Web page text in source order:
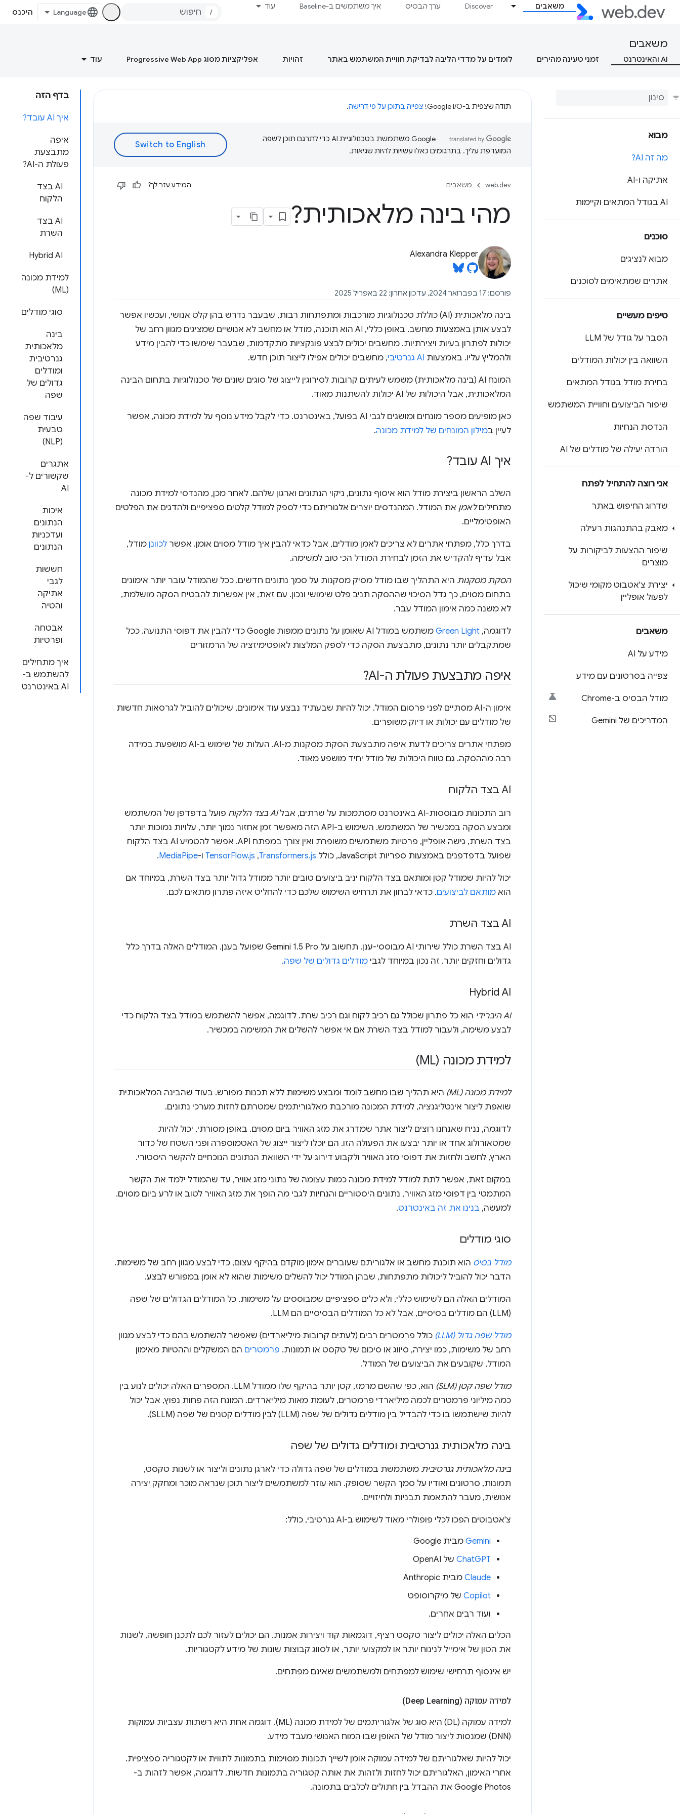
משאבים Discover ערך הבסיס איך משתמשים ב-Baseline עוד
/ היכנס
משאבים
AI והאינטרנט זמני טעינה מהירים לומדים על מדדי הליבה לבדיקת חוויית המשתמש באתר זהויות אפליקציות מסוג Progressive Web App עוד
מבוא
מה זה AI?
אתיקה ו-AI
AI בגודל המתאים וקיימות
סוכנים
מבוא לנציגים
אתרים שמתאימים לסוכנים
טיפים מעשיים
הסבר על גודל של LLM
השוואה בין יכולות המודלים
בחירת מודל בגודל המתאים
שיפור הביצועים וחוויית המשתמש
הנדסת הנחיות
הורדה יעילה של מודלים של AI
אני רוצה להתחיל לפתח
שדרוג החיפוש באתר
מאבק בהתנהגות רעילה
שיפור ההצעות לביקורות על
מוצרים
יצירת צ'אטבוט מקומי שיכול
לפעול אופליין
משאבים
מידע על AI
צפייה בסרטונים עם מידע
מודל הבסיס ב-Chrome
המדריכים של Gemini
בדף הזה
איך AI עובד?
איפה
מתבצעת
פעולת ה-AI?
AI בצד
הלקוח
AI בצד
השרת
Hybrid AI
למידת מכונה
(ML)
סוגי מודלים
בינה
מלאכותית
גנרטיבית
ומודלים
גדולים של
שפה
עיבוד שפה
טבעית
(NLP)
אתגרים
שקשורים ל-
AI
איכות
הנתונים
ועדכניות
הנתונים
חששות
לגבי
אתיקה
והטיה
אבטחה
ופרטיות
איך מתחילים
להשתמש ב-
AI באינטרנט
תודה שצפית ב-Google I/O! צפייה בתוכן על פי דרישה.
‫Google משתמשת בטכנולוגיית AI כדי לתרגם תוכן לשפה
המועדפת עליך. בתרגומים כאלו עשויות להיות שגיאות.
web.dev משאבים המידע עזר לך?
מהי בינה מלאכותית?
Alexandra Klepper
פורסם: 17 בפברואר 2024, עדכון אחרון: 22 באפריל 2025
בינה מלאכותית (AI) כוללת טכנולוגיות מורכבות ומתפתחות רבות, שבעבר נדרש בהן קלט אנושי, ועכשיו אפשר
לבצע אותן באמצעות מחשב. באופן כללי, AI הוא תוכנה, מודל או מחשב לא אנושיים שמציגים מגוון רחב של
יכולות לפתרון בעיות ויצירתיות. מחשבים יכולים לבצע פונקציות מתקדמות, שבעבר שימשו כדי להבין מידע
ולהמליץ עליו. באמצעות AI גנרטיבי , מחשבים יכולים אפילו ליצור תוכן חדש.
המונח AI (בינה מלאכותית) משמש לעיתים קרובות לסירוגין לייצוג של סוגים שונים של טכנולוגיות בתחום הבינה
המלאכותית, אבל היכולות של AI יכולות להשתנות מאוד.
כאן מופיעים מספר מונחים ומושגים לגבי AI בפועל, באינטרנט. כדי לקבל מידע נוסף על למידת מכונה, אפשר
לעיין במילון המונחים של למידת מכונה.
איך AI עובד?
השלב הראשון ביצירת מודל הוא איסוף נתונים, ניקוי הנתונים וארגון שלהם. לאחר מכן, מהנדסי למידת מכונה
מתחיליםלאמן את המודל. המהנדסים יוצרים אלגוריתם כדי לספק למודל קלטים ספציפיים ולהדגים את הפלטים
האופטימליים.
בדרך כלל, מפתחי אתרים לא צריכים לאמן מודלים, אבל כדאי להבין איך מודל מסוים אומן. אפשר לכוונן מודל,
אבל עדיף להקדיש את הזמן לבחירת המודל הכי טוב למשימה.
הסקת מסקנות היא התהליך שבו מודל מסיק מסקנות על סמך נתונים חדשים. ככל שהמודל עובר יותר אימונים
בתחום מסוים, כך גדל הסיכוי שההסקה תניב פלט שימושי ונכון. עם זאת, אין אפשרות להבטיח הסקה מושלמת,
לא משנה כמה אימון המודל עבר.
לדוגמה, Green Light
משתמש במודל AI שאומן על נתונים ממפות Google כדי להבין את דפוסי התנועה. ככל
שמתקבלים יותר נתונים, מתבצעת הסקה כדי לספק המלצות לאופטימיזציה של הרמזורים
איפה מתבצעת פעולת ה-AI?
אימון ה-AI מסתיים לפני פרסום המודל. יכול להיות שבעתיד נבצע עוד אימונים, שיכולים להוביל לגרסאות חדשות
של מודלים עם יכולות או דיוק משופרים.
מפתחי אתרים צריכים לדעת איפה מתבצעת הסקת מסקנות מ-AI. העלות של שימוש ב-AI מושפעת במידה
רבה מההסקה. גם טווח היכולות של מודל יחיד מושפע מאוד.
AI בצד הלקוח
רוב התכונות מבוססות-AI באינטרנט מסתמכות על שרתים, אבל AI בצד הלקוח
פועל בדפדפן של המשתמש
ומבצע הסקה במכשיר של המשתמש. השימוש ב-API הזה מאפשר זמן אחזור נמוך יותר, עלויות נמוכות יותר
בצד השרת, גישה אופליין, פרטיות משתמשים משופרת ואין צורך במפתח API. אפשר להטמיע AI בצד הלקוח
שפועל בדפדפנים באמצעות ספריות JavaScript, כולל
Transformers.js
,‏
TensorFlow.js ו-MediaPipe
.
יכול להיות שמודל קטן ומותאם בצד הלקוח יניב ביצועים טובים יותר ממודל גדול יותר בצד השרת, במיוחד אם
הוא מותאם לביצועים. כדאי לבחון את תרחיש השימוש שלכם כדי להחליט איזה פתרון מתאים לכם.
AI בצד השרת
AI בצד השרת כולל שירותי AI מבוססי-ענן. תחשוב על Gemini 1.5 Pro שפועל בענן. המודלים האלה בדרך כלל
גדולים וחזקים יותר. זה נכון במיוחד לגבי מודלים גדולים של שפה.
Hybrid AI
AI היברידי
הוא כל פתרון שכולל גם רכיב לקוח וגם רכיב שרת. לדוגמה, אפשר להשתמש במודל בצד הלקוח כדי
לבצע משימה, ולעבור למודל בצד השרת אם אי אפשר להשלים את המשימה במכשיר.
למידת מכונה (ML)
למידת מכונה (ML)
היא תהליך שבו מחשב לומד ומבצע משימות ללא תכנות מפורש. בעוד שהבינה המלאכותית
שואפת ליצור אינטליגנציה, למידת המכונה מורכבת מאלגוריתמים שמטרתם לחזות מערכי נתונים.
לדוגמה, נניח שאנחנו רוצים ליצור אתר שמדרג את מזג האוויר ביום מסוים. באופן מסורתי, יכול להיות
שמטאורולוג אחד או יותר יבצעו את הפעולה הזו. הם יוכלו ליצור ייצוג של האטמוספרה ופני השטח של כדור
הארץ, לחשב ולחזות את דפוסי מזג האוויר ולקבוע דירוג על ידי השוואת הנתונים הנוכחיים להקשר היסטורי.
במקום זאת, אפשר לתת למודל למידת מכונה כמות עצומה של נתוני מזג אוויר, עד שהמודל ילמד את הקשר
המתמטי בין דפוסי מזג האוויר, נתונים היסטוריים והנחיות לגבי מה הופך את מזג האוויר לטוב או לרע ביום מסוים.
למעשה, בנינו את זה באינטרנט.
סוגי מודלים
מודל בסיס הוא תוכנת מחשב או אלגוריתם שעוברים אימון מוקדם בהיקף עצום, כדי לבצע מגוון רחב של משימות.
הדבר יכול להוביל ליכולות מתפתחות, שבהן המודל יכול להשלים משימות שהוא לא אומן במפורש לבצע.
המודלים האלה הם לשימוש כללי, ולא כלים ספציפיים שמבוססים על משימות. כל המודלים הגדולים של שפה
(LLM) הם מודלים בסיסיים, אבל לא כל המודלים הבסיסיים הם LLM.
מודל שפה גדול (LLM)
כולל פרמטרים רבים (לעתים קרובות מיליארדים) שאפשר להשתמש בהם כדי לבצע מגוון
רחב של משימות, כמו יצירה, סיווג או סיכום של טקסט או תמונות. פרמטרים הם המשקלים וההטיות מאימון
המודל, שקובעים את הביצועים של המודל.
מודל שפה קטן (SLM)
הוא, כפי שהשם מרמז, קטן יותר בהיקף שלו ממודל LLM. המספרים האלה יכולים לנוע בין
כמה מיליוני פרמטרים לכמה מיליארדי פרמטרים, לעומת מאות מיליארדים. המונח הזה פחות נפוץ, אבל יכול
להיות שישתמשו בו כדי להבדיל בין מודלים גדולים של שפה (LLM) לבין מודלים קטנים של שפה (SLLM).
בינה מלאכותית גנרטיבית ומודלים גדולים של שפה
בינה מלאכותית גנרטיבית משתמשת במודלים של שפה גדולה כדי לארגן נתונים וליצור או לשנות טקסט,
תמונות, סרטונים ואודיו על סמך הקשר שסופק. הוא עוזר למשתמשים ליצור תוכן שנראה מוכר ומחקק יצירה
אנושית, מעבר להתאמת תבניות ולחיזויים.
צ'אטבוטים הפכו לכלי פופולרי מאוד לשימוש ב-AI גנרטיבי, כולל:
Gemini מבית Google
ChatGPT של OpenAI
Claude מבית Anthropic
Copilot של מיקרוסופט
ועוד רבים אחרים.
הכלים האלה יכולים ליצור טקסט רציף, דוגמאות קוד ויצירות אמנות. הם יכולים לעזור לכם לתכנן חופשה, לשנות
את הטון של אימייל לנינוח יותר או למקצועי יותר, או לסווג קבוצות שונות של מידע לקטגוריות.
יש אינסוף תרחישי שימוש למפתחים ולמשתמשים שאינם מפתחים.
למידה עמוקה (Deep Learning)
למידה עמוקה (DL) היא סוג של אלגוריתמים של למידת מכונה (ML). דוגמה אחת היא רשתות עצביות עמוקות
(DNN) שמנסות ליצור מודל של האופן שבו המוח האנושי מעבד מידע.
יכול להיות שאלגוריתם של למידה עמוקה אומן לשייך תכונות מסוימות בתמונות לתווית או לקטגוריה ספציפית.
אחרי האימון, האלגוריתם יכול לחזות ולזהות את אותה קטגוריה בתמונות חדשות. לדוגמה, אפשר לזהות ב-
Google Photos את ההבדל בין חתולים לכלבים בתמונה.